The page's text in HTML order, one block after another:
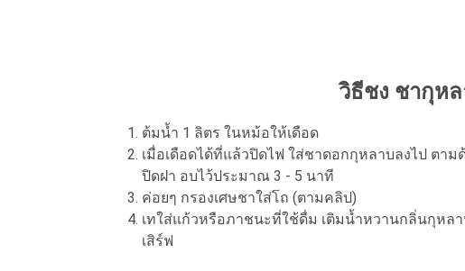
วิธีชง ชากุห
ต้มน้ำ 1 ลิตร ในหม้อให้เดือด
เมื่อเดือดได้ที่แล้วปิดไฟ ใส่ชาดอกกุหลาบลงไป ต
ปิดฝา อบไว้ประมาณ 3 - 5 นาที
ค่อยๆ กรองเศษชาใส่โถ (ตามคลิป)
เทใส่แก้วหรือภาชนะที่ใช้ดื่ม เติมน้ำหวานกลิ่นกุหล
เสิร์ฟ